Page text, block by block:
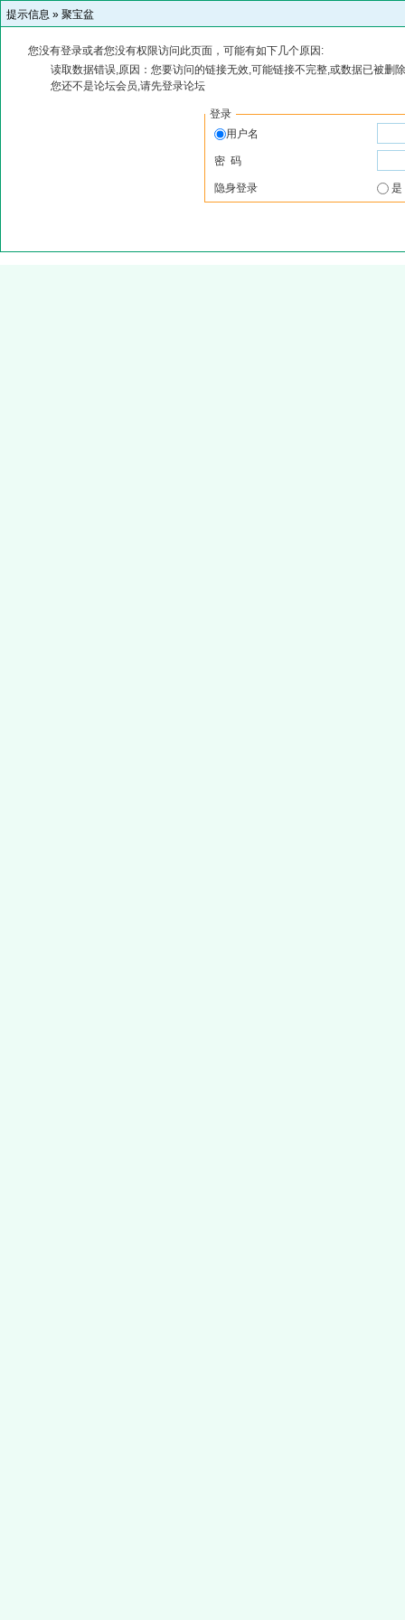
提示信息 » 聚宝盆
您没有登录或者您没有权限访问此页面，可能有如下几个原因:
读取数据错误,原因：您要访问的链接无效,可能链接不完整,或数据已被删
您还不是论坛会员,请先登录论坛
登录
用户名
密 码
隐身登录